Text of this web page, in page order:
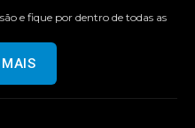
e fique por dentro de todas as